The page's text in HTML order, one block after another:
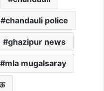
chandauli police
ghazipur news
mla mugalsaray